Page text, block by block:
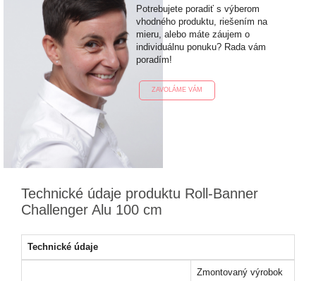
Potrebujete poradiť s výberom
vhodného produktu, riešením na
mieru, alebo máte záujem o
individuálnu ponuku? Rada vám
poradím!
ZAVOLÁME VÁM
Technické údaje produktu Roll-Banner
Challenger Alu 100 cm
Technické údaje
Zmontovaný výrobok